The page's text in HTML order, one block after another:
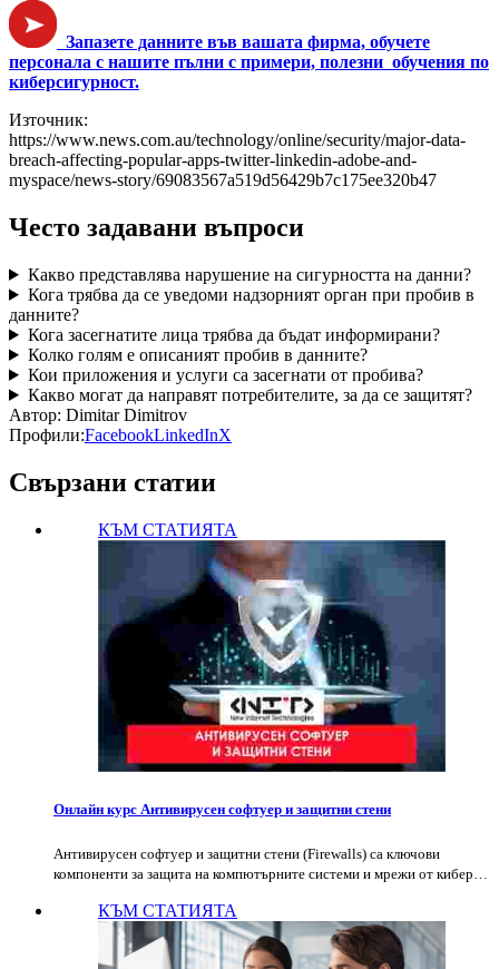
Запазете данните във вашата фирма, обучете
персонала с нашите пълни с примери, полезни обучения по
киберсигурност.
Източник:
https://www.news.com.au/technology/online/security/major-data-
breach-affecting-popular-apps-twitter-linkedin-adobe-and-
myspace/news-story/69083567a519d56429b7c175ee320b47
Често задавани въпроси
Какво представлява нарушение на сигурността на данни?
Кога трябва да се уведоми надзорният орган при пробив в
данните?
Кога засегнатите лица трябва да бъдат информирани?
Колко голям е описаният пробив в данните?
Кои приложения и услуги са засегнати от пробива?
Какво могат да направят потребителите, за да се защитят?
Автор: Dimitar Dimitrov
Профили:FacebookLinkedInX
Свързани статии
КЪМ СТАТИЯТА
Онлайн курс Антивирусен софтуер и защитни стени
Антивирусен софтуер и защитни стени (Firewalls) са ключови
компоненти за защита на компютърните системи и мрежи от кибер…
КЪМ СТАТИЯТА